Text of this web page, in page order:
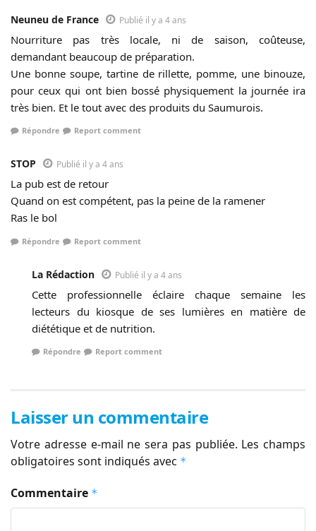
Neuneu de France Publié il y a 4 ans
Nourriture pas très locale, ni de saison, coûteuse,
demandant beaucoup de préparation.
Une bonne soupe, tartine de rillette, pomme, une binouze,
pour ceux qui ont bien bossé physiquement la journée ira
très bien. Et le tout avec des produits du Saumurois.
Répondre Report comment
STOP Publié il y a 4 ans
La pub est de retour
Quand on est compétent, pas la peine de la ramener
Ras le bol
Répondre Report comment
La Rédaction Publié il y a 4 ans
Cette professionnelle éclaire chaque semaine les
lecteurs du kiosque de ses lumières en matière de
diététique et de nutrition.
Répondre Report comment
Laisser un commentaire
Votre adresse e-mail ne sera pas publiée. Les champs
obligatoires sont indiqués avec *
Commentaire *